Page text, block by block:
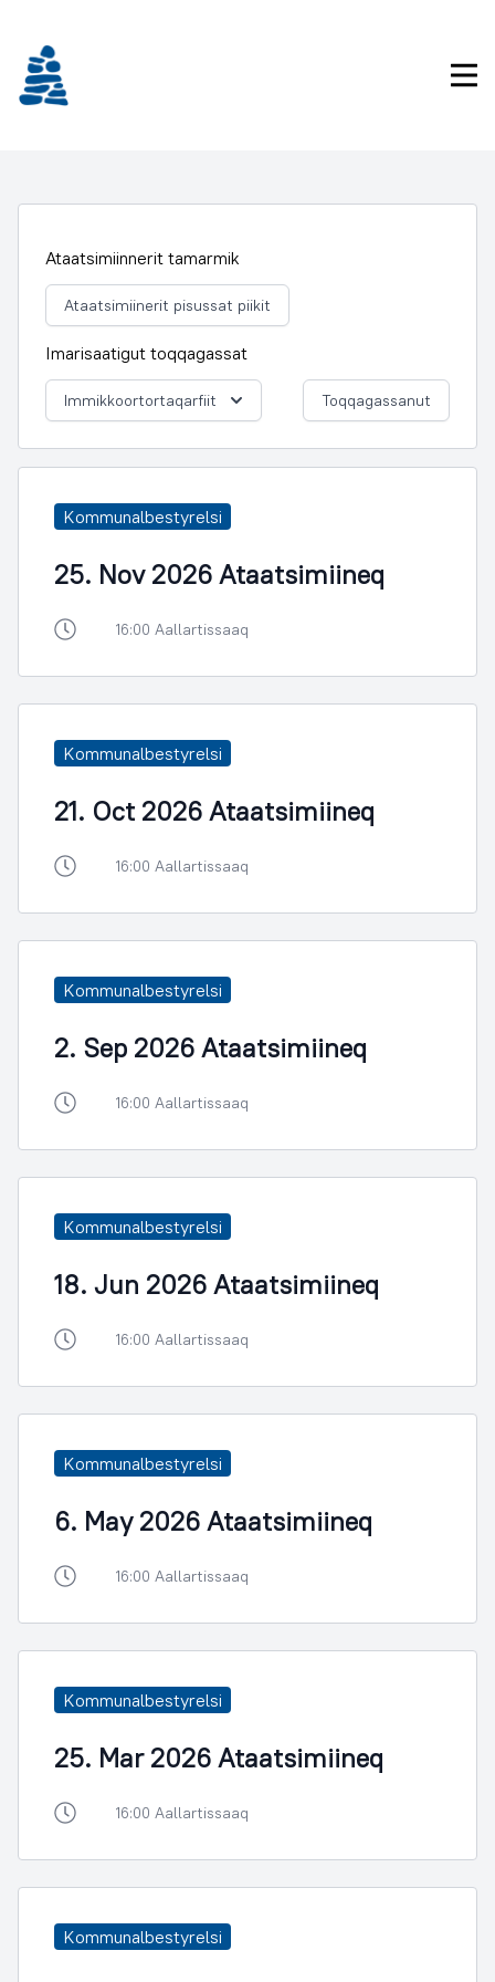
Ataatsimiinnerit tamarmik
Ataatsimiinerit pisussat piikit
Imarisaatigut toqqagassat
Immikkoortortaqarfiit Toqqagassanut
Kommunalbestyrelsi
25. Nov 2026 Ataatsimiineq
16:00 Aallartissaaq
Kommunalbestyrelsi
21. Oct 2026 Ataatsimiineq
16:00 Aallartissaaq
Kommunalbestyrelsi
2. Sep 2026 Ataatsimiineq
16:00 Aallartissaaq
Kommunalbestyrelsi
18. Jun 2026 Ataatsimiineq
16:00 Aallartissaaq
Kommunalbestyrelsi
6. May 2026 Ataatsimiineq
16:00 Aallartissaaq
Kommunalbestyrelsi
25. Mar 2026 Ataatsimiineq
16:00 Aallartissaaq
Kommunalbestyrelsi